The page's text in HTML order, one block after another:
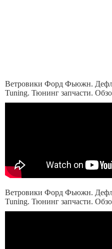
Ветровики Форд Фьюжн.
Tuning. Тюнинг запчасти.
Ветровики Форд Фьюжн.
Tuning. Тюнинг запчасти.